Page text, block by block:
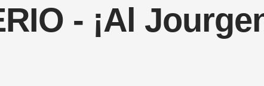
- ¡Al